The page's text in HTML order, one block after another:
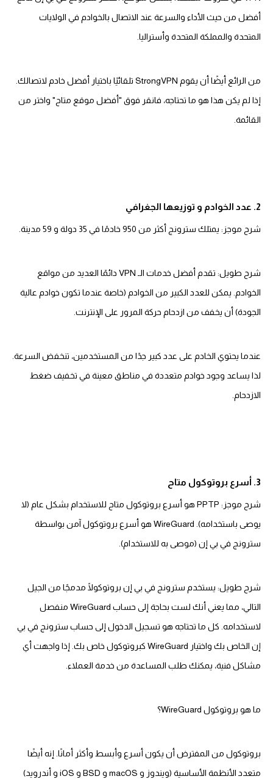
أفضل من حيث الأداء والسرعة عند الاتصال بالخوادم في الولايات
المتحدة والمملكة المتحدة وأستراليا.
من الرائع أيضًا أن يقوم StrongVPN تلقائيًا باختيار أفضل خادم لاتصالك.
إذا لم يكن هذا هو ما تحتاجه، فانقر فوق "أفضل موقع متاح" واختر من
القائمة.
2. عدد الخوادم و توزيعها الجغرافي
شرح موجز: يمتلك سترونج أكثر من 950 خادمًا في 35 دولة و 59 مدينة.
شرح طويل: تقدم أفضل خدمات الـ VPN دائمًا العديد من مواقع
الخوادم. يمكن للعدد الكبير من الخوادم (خاصة عندما تكون خوادم عالية
الجودة) أن يخفف من ازدحام حركة المرور على الإنترنت.
عندما يحتوي الخادم على عدد كبير جدًا من المستخدمين، تنخفض السرعة.
لذا يساعد وجود خوادم متعددة في مناطق معينة في تخفيف ضغط
الازدحام.
3. أسرع بروتوكول متاح
شرح موجز: PPTP هو أسرع بروتوكول متاح للاستخدام بشكل عام (لا
يوصى باستخدامه). WireGuard هو أسرع بروتوكول آمن بواسطة
سترونج في بي إن (موصى به للاستخدام).
شرح طويل: يستخدم سترونج في بي إن بروتوكولًا مدمجًا من الجيل
التالي، مما يعني أنك لست بحاجة إلى حساب WireGuard منفصل
لاستخدامه. كل ما تحتاجه هو تسجيل الدخول إلى حساب سترونج في بي
إن الخاص بك واختيار WireGuard كبروتوكول خاص بك. إذا واجهت أي
مشاكل فنية، يمكنك طلب المساعدة من خدمة العملاء.
ما هو بروتوكول WireGuard؟
بروتوكول من المفترض أن يكون أسرع وأبسط وأكثر أمانًا. إنه أيضًا
متعدد الأنظمة الأساسية (ويندوز و macOS و BSD و iOS و أندرويد)